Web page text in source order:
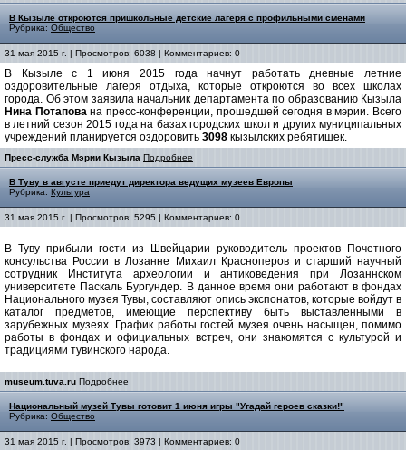
В Кызыле откроются пришкольные детские лагеря с профильными сменами
Рубрика: Общество
31 мая 2015 г. | Просмотров: 6038 | Комментариев: 0
В Кызыле с 1 июня 2015 года начнут работать дневные летние
оздоровительные лагеря отдыха, которые откроются во всех школах
города. Об этом заявила начальник департамента по образованию Кызыла
Нина Потапована пресс-конференции, прошедшей сегодня в мэрии. Всего
в летний сезон 2015 года на базах городских школ и других муниципальных
учреждений планируется оздоровить 3098 кызылских ребятишек.
Пресс-служба Мэрии Кызыла Подробнее
В Туву в августе приедут директора ведущих музеев Европы
Рубрика: Культура
31 мая 2015 г. | Просмотров: 5295 | Комментариев: 0
В Туву прибыли гости из Швейцарии руководитель проектов Почетного
консульства России в Лозанне Михаил Красноперов и старший научный
сотрудник Института археологии и антиковедения при Лозаннском
университете Паскаль Бургундер. В данное время они работают в фондах
Национального музея Тувы, составляют опись экспонатов, которые войдут в
каталог предметов, имеющие перспективу быть выставленными в
зарубежных музеях. График работы гостей музея очень насыщен, помимо
работы в фондах и официальных встреч, они знакомятся с культурой и
традициями тувинского народа.
museum.tuva.ru Подробнее
Национальный музей Тувы готовит 1 июня игры "Угадай героев сказки!"
Рубрика: Общество
31 мая 2015 г. | Просмотров: 3973 | Комментариев: 0